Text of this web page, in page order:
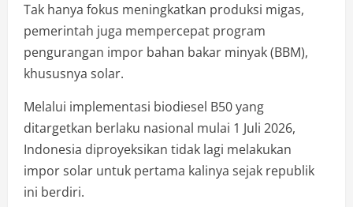
Tak hanya fokus meningkatkan produksi migas,
pemerintah juga mempercepat program
pengurangan impor bahan bakar minyak (BBM),
khususnya solar.
Melalui implementasi biodiesel B50 yang
ditargetkan berlaku nasional mulai 1 Juli 2026,
Indonesia diproyeksikan tidak lagi melakukan
impor solar untuk pertama kalinya sejak republik
ini berdiri.